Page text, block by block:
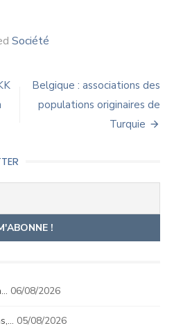
Société
Belgique : associations des
populations originaires de
Turquie
06/08/2026
05/08/2026